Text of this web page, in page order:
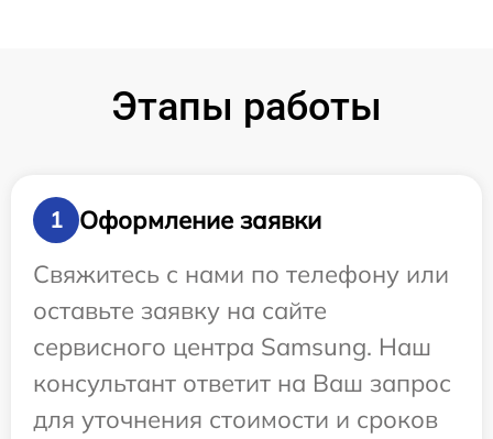
Этапы работы
1
Оформление заявки
Свяжитесь с нами по телефону или
оставьте заявку на сайте
сервисного центра Samsung. Наш
консультант ответит на Ваш запрос
для уточнения стоимости и сроков